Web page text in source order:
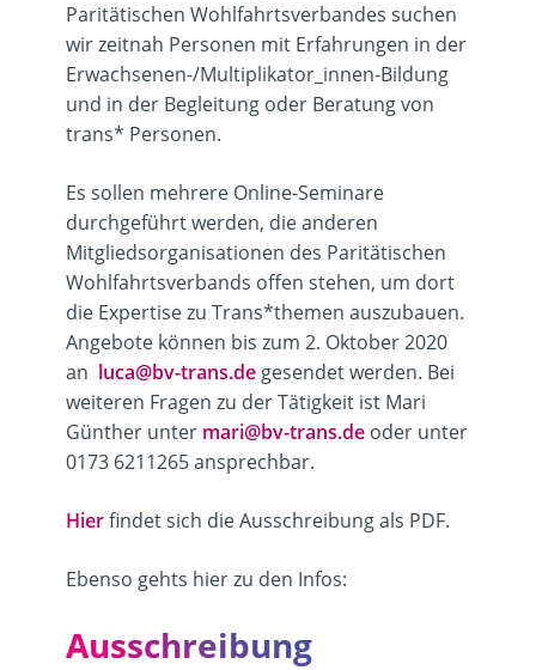
Paritätischen Wohlfahrtsverbandes suchen
wir zeitnah Personen mit Erfahrungen in der
Erwachsenen-/Multiplikator_innen-Bildung
und in der Begleitung oder Beratung von
trans* Personen.
Es sollen mehrere Online-Seminare
durchgeführt werden, die anderen
Mitgliedsorganisationen des Paritätischen
Wohlfahrtsverbands offen stehen, um dort
die Expertise zu Trans*themen auszubauen.
Angebote können bis zum 2. Oktober 2020
an luca@bv-trans.de gesendet werden. Bei
weiteren Fragen zu der Tätigkeit ist Mari
Günther unter mari@bv-trans.de oder unter
0173 6211265 ansprechbar.
Hierfindet sich die Ausschreibung als PDF.
Ebenso gehts hier zu den Infos:
Ausschreibung